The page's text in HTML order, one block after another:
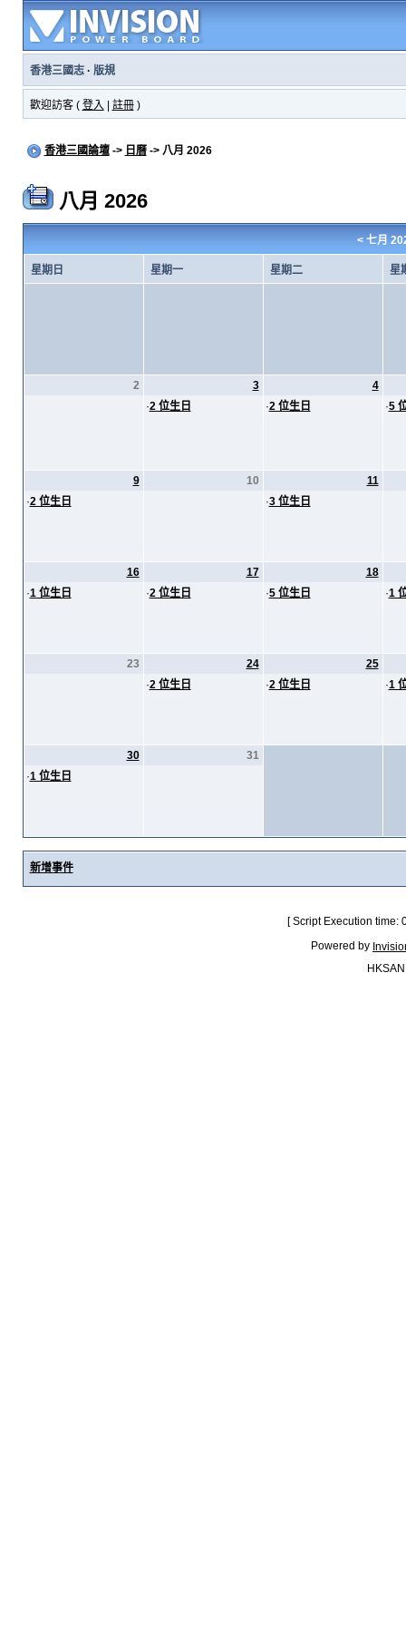
香港三國志· 版規
歡迎訪客 ( 登入 註冊)
香港三國論壇-> 日曆-> 八月 2026
八月 2026
< 七月
星期日 星期一 星期二 星
2
3
·2 位生日
4
·2 位生日 ·5
9
·2 位生日
10
11
·3 位生日
16
·1 位生日
17
·2 位生日
18
·5 位生日 ·1
23
24
·2 位生日
25
·2 位生日 ·1
30
·1 位生日
31
新增事件
[ Script Execution
Powered by